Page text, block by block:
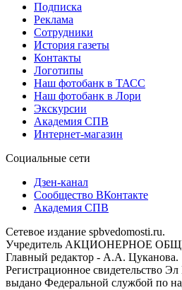
Подписка
Реклама
Сотрудники
История газеты
Контакты
Логотипы
Наш фотобанк в ТАСС
Наш фотобанк в Лори
Экскурсии
Академия СПВ
Интернет-магазин
Социальные сети
Дзен-канал
Сообщество ВКонтакте
Академия СПВ
Сетевое издание spbvedomosti.ru.
Учредитель АКЦИОНЕРНОЕ
Главный редактор - А.А. Цуканова.
Регистрационное свидетельство
выдано Федеральной службой по